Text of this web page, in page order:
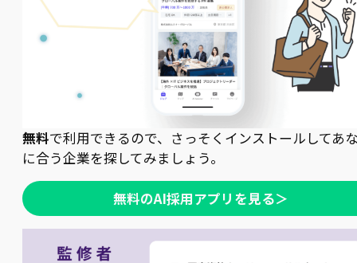
無料で利用できるので、さっそくインストールしてあ
に合う企業を探してみましょう。
無料のAI採用アプリを見る＞